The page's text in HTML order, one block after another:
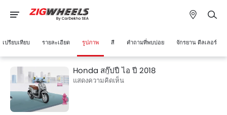
เปรียบเทียบ รายละเอียด รูปภาพ สี คำถามที่พบบ่อย จักรยาน ดีลเลอร์
Honda สกู๊ปปี้ ไอ ปี 2018
แสดงความคิดเห็น